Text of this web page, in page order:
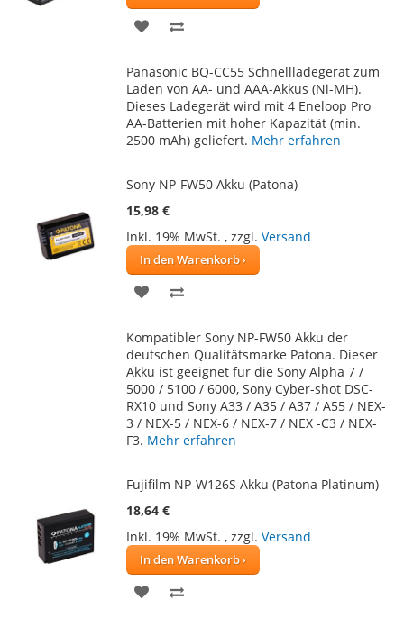
ZUR
HINZUFÜGEN
HINZUFÜGEN
Panasonic BQ-CC55 Schnellladegerät zum
Laden von AA- und AAA-Akkus (Ni-MH).
Dieses Ladegerät wird mit 4 Eneloop Pro
AA-Batterien mit hoher Kapazität (min.
2500 mAh) geliefert. Mehr erfahren
Sony NP-FW50 Akku (Patona)
15,98 €
Inkl. 19% MwSt. , zzgl. Versand
In den Warenkorb
ZUR
HINZUFÜGEN
HINZUFÜGEN
Kompatibler Sony NP-FW50 Akku der
deutschen Qualitätsmarke Patona. Dieser
Akku ist geeignet für die Sony Alpha 7 /
5000 / 5100 / 6000, Sony Cyber-shot DSC-
RX10 und Sony A33 / A35 / A37 / A55 / NEX-
3 / NEX-5 / NEX-6 / NEX-7 / NEX -C3 / NEX-
F3. Mehr erfahren
Fujifilm NP-W126S Akku (Patona Platinum)
18,64 €
Inkl. 19% MwSt. , zzgl. Versand
In den Warenkorb
ZUR